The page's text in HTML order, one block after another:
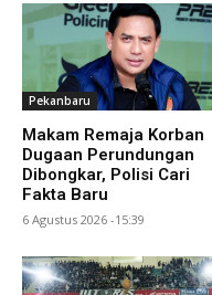
Pekanbaru
Makam Remaja Korban
Dugaan Perundungan
Dibongkar, Polisi Cari
Fakta Baru
6 Agustus 2026 -15:39